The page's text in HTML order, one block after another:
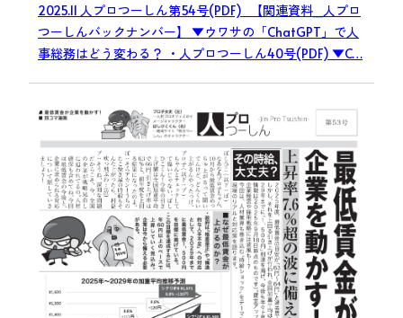
2025.11 人プロつーしん第54号(PDF) 【関連資料_人プロ
つーしんバックナンバー】 ▼ウワサの「ChatGPT」で人
事総務はどう変わる？ ・人プロつーしん40号(PDF) ▼C…